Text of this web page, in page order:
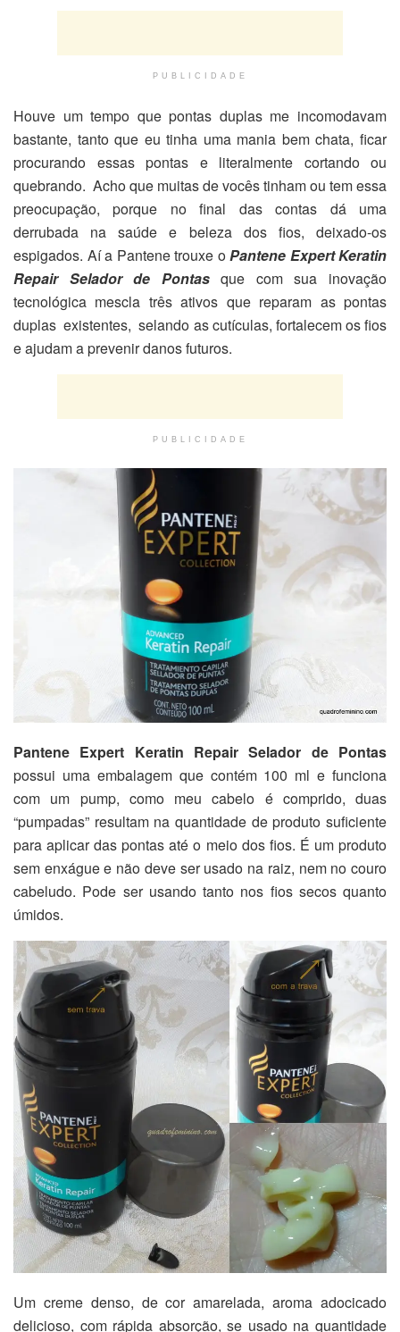
PUBLICIDADE
Houve um tempo que pontas duplas me incomodavam
bastante, tanto que eu tinha uma mania bem chata, ficar
procurando essas pontas e literalmente cortando ou
quebrando. Acho que muitas de vocês tinham ou tem essa
preocupação, porque no final das contas dá uma
derrubada na saúde e beleza dos fios, deixado-os
espigados. Aí a Pantene trouxe oPantene Expert Keratin
Repair Selador de Pontasque com sua inovação
tecnológica mescla três ativos que reparam as pontas
duplas existentes, selando as cutículas, fortalecem os fios
e ajudam a prevenir danos futuros.
PUBLICIDADE
Pantene Expert Keratin Repair Selador de Pontas
possui uma embalagem que contém 100 ml e funciona
com um pump, como meu cabelo é comprido, duas
“pumpadas” resultam na quantidade de produto suficiente
para aplicar das pontas até o meio dos fios. É um produto
sem enxágue e não deve ser usado na raiz, nem no couro
cabeludo. Pode ser usando tanto nos fios secos quanto
úmidos.
Um creme denso, de cor amarelada, aroma adocicado
delicioso, com rápida absorção, se usado na quantidade